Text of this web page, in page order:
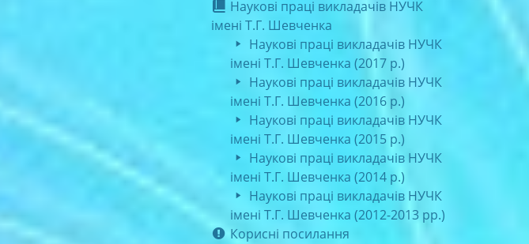
Наукові праці викладачів НУЧК
імені Т.Г. Шевченка
Наукові праці викладачів НУЧК
імені Т.Г. Шевченка (2017 р.)
Наукові праці викладачів НУЧК
імені Т.Г. Шевченка (2016 р.)
Наукові праці викладачів НУЧК
імені Т.Г. Шевченка (2015 р.)
Наукові праці викладачів НУЧК
імені Т.Г. Шевченка (2014 р.)
Наукові праці викладачів НУЧК
імені Т.Г. Шевченка (2012-2013 рр.)
Корисні посилання